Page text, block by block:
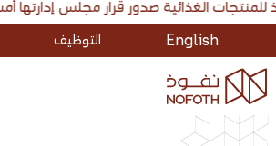
أمس بالتوصية للجمعية العامة غير العادية بشراء أسهمها بغرض الاحتفاظ بها كأسهم خزينة بحد أقصى 2.4 مليون سهم. أعلنت شركة نفوذ للمنتجات
English التوظيف